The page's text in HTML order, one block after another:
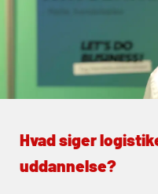
Hvad siger
uddannelse?